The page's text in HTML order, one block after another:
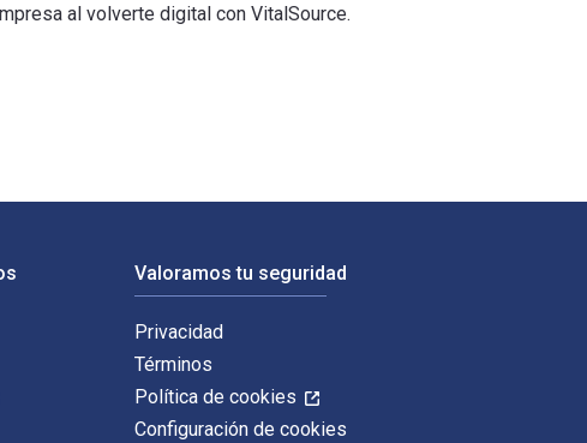
al volverte digital con VitalSource.
Valoramos tu seguridad
Privacidad
Términos
Política de cookies
Configuración de cookies